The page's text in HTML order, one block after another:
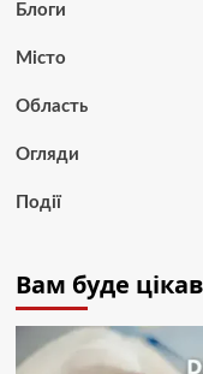
Блоги
Місто
Область
Огляди
Події
Вам буде